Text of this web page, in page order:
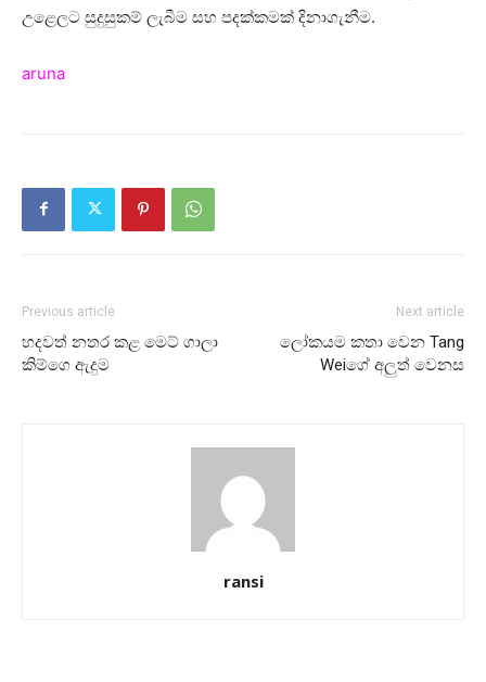
උළෙලට සුදුසුකම් ලැබීම සහ පදක්කමක් දිනාගැනීම.
aruna
Previous article
හදවත් නතර කළ මෙට් ගාලා
කිම්ගෙ ඇදුම
Next article
ලෝකයම කතා වෙන Tang
Weiගේ අලුත් වෙනස
ransi